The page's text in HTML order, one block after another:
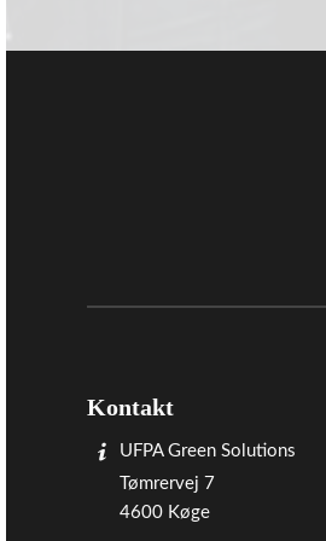
Kontakt
UFPA Green Solutions
Tømrervej 7
4600 Køge